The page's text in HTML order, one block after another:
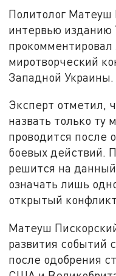
Политолог Матеуш
интервью изданию
миротворческий
Западной Украины.
Эксперт отметил,
назвать только ту
проводится после
боевых действий.
решится на
означать лишь
открытый
Матеуш
развития событий
после одобрения